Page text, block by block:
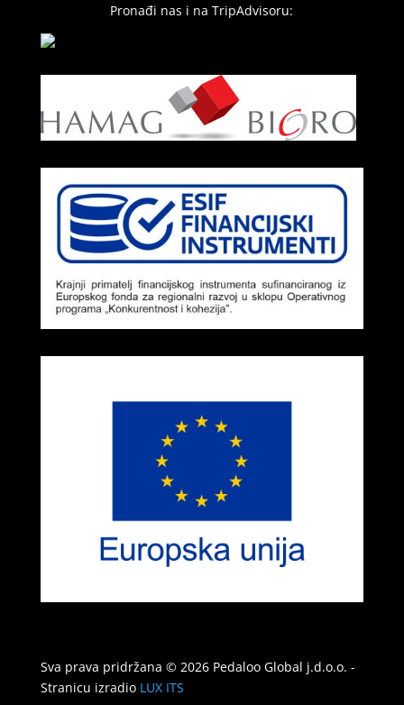
Pronađi nas i na TripAdvisoru:
Sva prava pridržana © 2026 Pedaloo Global j.d.o.o. -
Stranicu izradio LUX ITS